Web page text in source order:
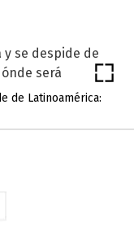
de Latinoamérica: